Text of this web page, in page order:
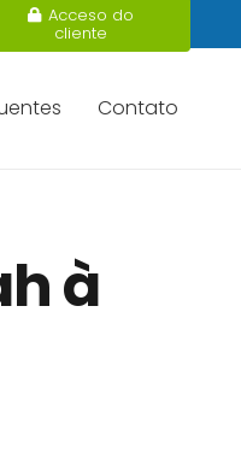
Acceso do
cliente
Contato
à